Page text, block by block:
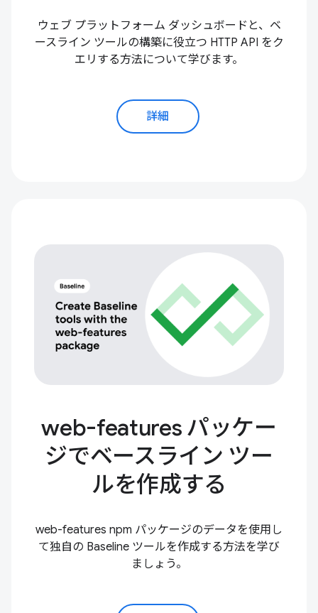
ウェブ プラットフォーム ダッシュボードと、ベ
ースライン ツールの構築に役立つ HTTP API をク
エリする方法について学びます。
詳細
web-features パッケー
ジでベースライン ツー
ルを作成する
web-features npm パッケージのデータを使用し
て独自の Baseline ツールを作成する方法を学び
ましょう。